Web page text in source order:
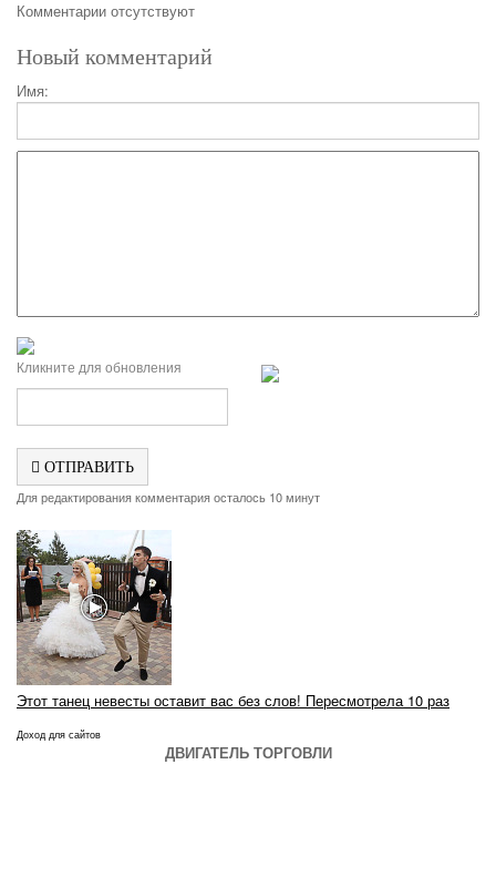
Комментарии отсутствуют
Новый комментарий
Имя:
Кликните для обновления
ОТПРАВИТЬ
Для редактирования комментария осталось 10 минут
Этот танец невесты оставит вас без слов! Пересмотрела 10 раз
Доход для сайтов
ДВИГАТЕЛЬ ТОРГОВЛИ